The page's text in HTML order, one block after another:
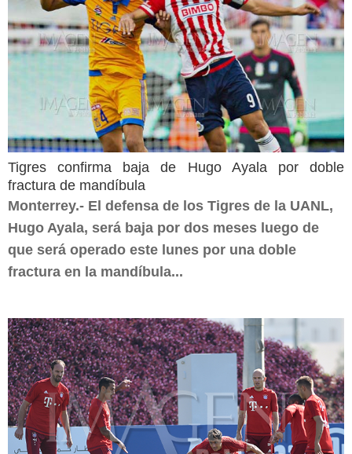
Tigres confirma baja de Hugo Ayala por doble
fractura de mandíbula
Monterrey.- El defensa de los Tigres de la UANL,
Hugo Ayala, será baja por dos meses luego de
que será operado este lunes por una doble
fractura en la mandíbula...